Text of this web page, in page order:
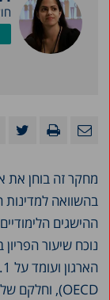
מחקר זה בוחן את
ההישגים
נוכח שיעור